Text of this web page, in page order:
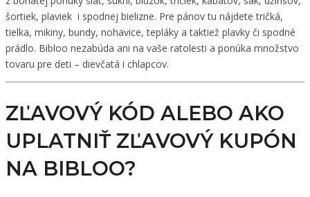
šortiek, plaviek i spodnej bielizne. Pre pánov tu nájdete tričká,
tielka, mikiny, bundy, nohavice, tepláky a taktiež plavky či spodné
prádlo. Bibloo nezabúda ani na vaše ratolesti a ponúka množstvo
tovaru pre deti – dievčatá i chlapcov.
ZĽAVOVÝ KÓD ALEBO AKO
UPLATNIŤ ZĽAVOVÝ KUPÓN
NA BIBLOO?